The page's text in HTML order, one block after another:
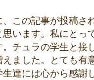
、この記事が投稿さ
思います。私にとっ
。チュラの学生と接
えました。とても有
生達には心から感謝